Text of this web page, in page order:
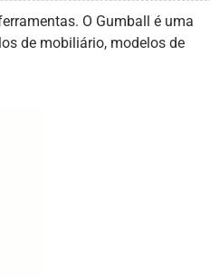
O Gumball é uma
de mobiliário, modelos de